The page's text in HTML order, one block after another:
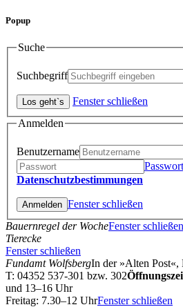
Popup
Suche
Suchbegriff
Fenster schließen
Anmelden
Benutzername
Datenschutzbestimmungen
Fenster schließen
Bauernregel der WocheFenster schließen
Tierecke
Fenster schließen
Fundamt WolfsbergIn der »Alten Post«,
T: 04352 537-301 bzw. 302
und 13–16 Uhr
Freitag: 7.30–12 UhrFenster schließen